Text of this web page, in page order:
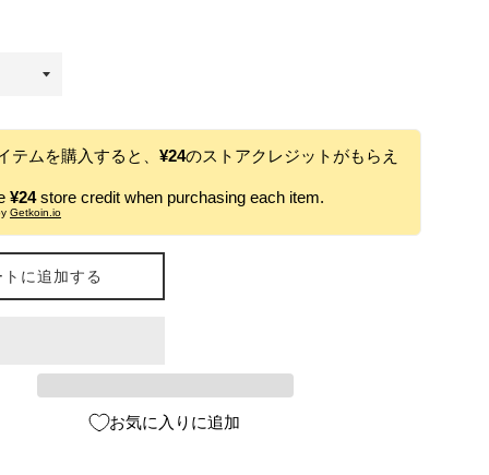
テムを購入すると、 ¥24のストアクレジットがもらえ
¥24store credit when purchasing each item.
Getkoin.io
に追加する
お気に入りに追加